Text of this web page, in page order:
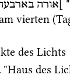
]אורה
vierten
des Lichts
"Haus des